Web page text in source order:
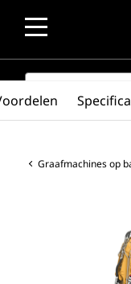
SEARCH
Graafmachines op